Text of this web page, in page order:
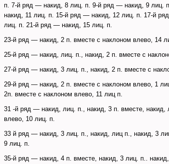
п. 7-й ряд — накид, 8 лиц. п. 9-й ряд — накид, 9 лиц.
накид, 11 лиц. п. 15-й ряд — накид, 12 лиц. п. 17-й
лиц. п. 21-й ряд — накид, 15 лиц. п.
23-й ряд — накид, 2 п. вместе с наклоном влево, 14
25-й ряд — накид, лиц. п., накид, 2 п. вместе с
27-й ряд — накид, 3 лиц. п., накид, 2 п. вместе с
29-й ряд — накид, 2 п. вместе с наклоном влево, 1
2п. вместе с наклоном влево, 11 лиц п.
31 -й ряд — накид, лиц. п., накид, 3 п. вместе, накид,
влево, 10 лиц. п.
33 й ряд — накид, 3 лиц. п., накид, лиц п., накид, 3
9 лиц. п.
35-й ряд — накид, 4 п. вместе, накид, 3 лиц. п..